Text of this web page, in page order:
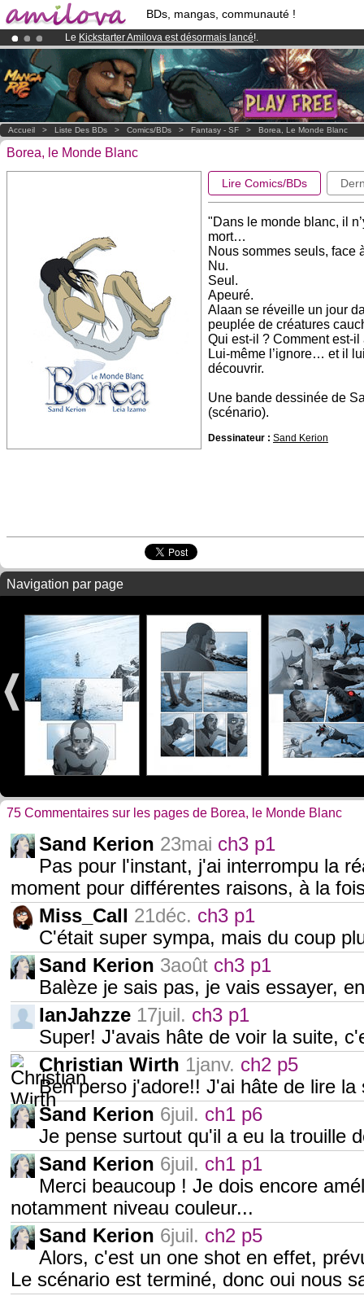
BDs, mangas, communauté !
Le Kickstarter Amilova est désormais lancé!.
Déjà 100000membreset 1000BDs & Mangas!
Abonnement premium: à partir de
3.95 eurospar mois !Clique ici
Accueil > Liste Des BDs > Comics/BDs > Fantasy - SF > Borea, Le Monde Blanc
Borea, le Monde Blanc
Lire Comics/BDs
"Dans le monde blanc, il
mort…
Nous sommes seuls, face
Nu.
Seul.
Apeuré.
Alaan se réveille un jour
peuplée de créatures
Qui est-il ? Comment est-il
Lui-même l’ignore… et il
découvrir.
Une bande dessinée de
(scénario).
Dessinateur : Sand Kerion
Navigation par page
75 Commentaires sur les pages de Borea, le Monde Blanc
Sand Kerion 23mai ch3 p1
Pas pour l'instant, j'ai interrompu la
moment pour différentes raisons, à la
Miss_Call 21déc. ch3 p1
C'était super sympa, mais du coup
Sand Kerion 3août ch3 p1
Balèze je sais pas, je vais essayer,
IanJahzze 17juil. ch3 p1
Super! J'avais hâte de voir la suite,
Christian Wirth 1janv. ch2 p5
Ben perso j'adore!! J'ai hâte de lire
Sand Kerion 6juil. ch1 p6
Je pense surtout qu'il a eu la trouille
Sand Kerion 6juil. ch1 p1
Merci beaucoup ! Je dois encore
notamment niveau couleur...
Sand Kerion 6juil. ch2 p5
Alors, c'est un one shot en effet,
Le scénario est terminé, donc oui nous